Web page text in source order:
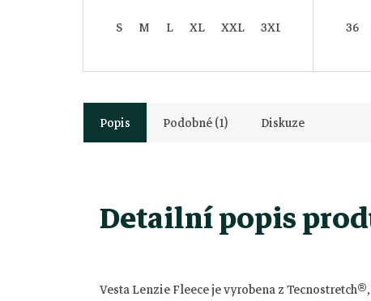
S M L XL XXL 3XL 36
Popis Podobné (1) Diskuze
Detailní popis
Vesta Lenzie Fleece je vyrobena z